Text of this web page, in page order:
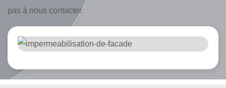
pas à nous contacter.